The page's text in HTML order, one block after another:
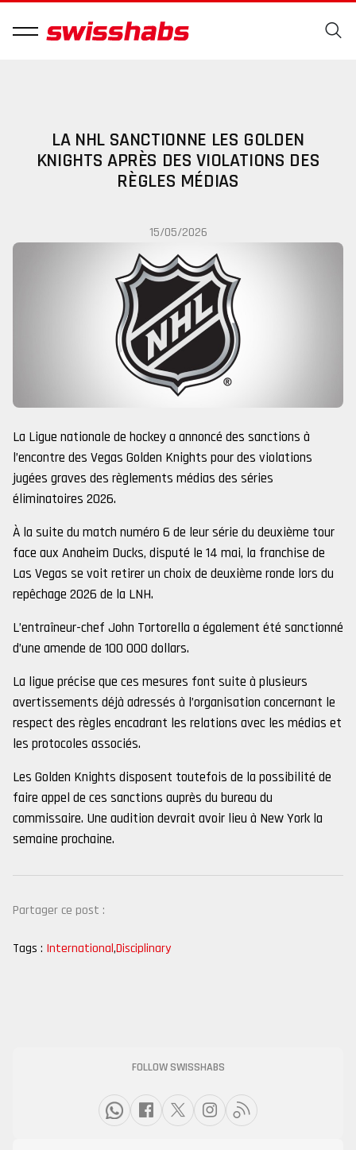
LA NHL SANCTIONNE LES GOLDEN
KNIGHTS APRÈS DES VIOLATIONS DES
RÈGLES MÉDIAS
15/05/2026
La Ligue nationale de hockey a annoncé des sanctions à
l’encontre des Vegas Golden Knights pour des violations
jugées graves des règlements médias des séries
éliminatoires 2026.
À la suite du match numéro 6 de leur série du deuxième tour
face aux Anaheim Ducks, disputé le 14 mai, la franchise de
Las Vegas se voit retirer un choix de deuxième ronde lors du
repêchage 2026 de la LNH.
L’entraîneur-chef John Tortorella a également été sanctionné
d’une amende de 100 000 dollars.
La ligue précise que ces mesures font suite à plusieurs
avertissements déjà adressés à l’organisation concernant le
respect des règles encadrant les relations avec les médias et
les protocoles associés.
Les Golden Knights disposent toutefois de la possibilité de
faire appel de ces sanctions auprès du bureau du
commissaire. Une audition devrait avoir lieu à New York la
semaine prochaine.
Partager ce post :
Tags : International,Disciplinary
FOLLOW SWISSHABS